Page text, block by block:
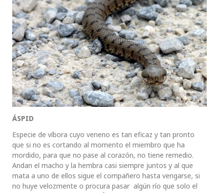
ÁSPID
Especie de víbora cuyo veneno es tan eficaz y tan pronto
que si no es cortando al momento el miembro que ha
mordido, para que no pase al corazón, no tiene remedio.
Andan el macho y la hembra casi siempre juntos y al que
mata a uno de ellos sigue el compañero hasta vengarse, si
no huye velozmente o procura pasar algún río que solo el